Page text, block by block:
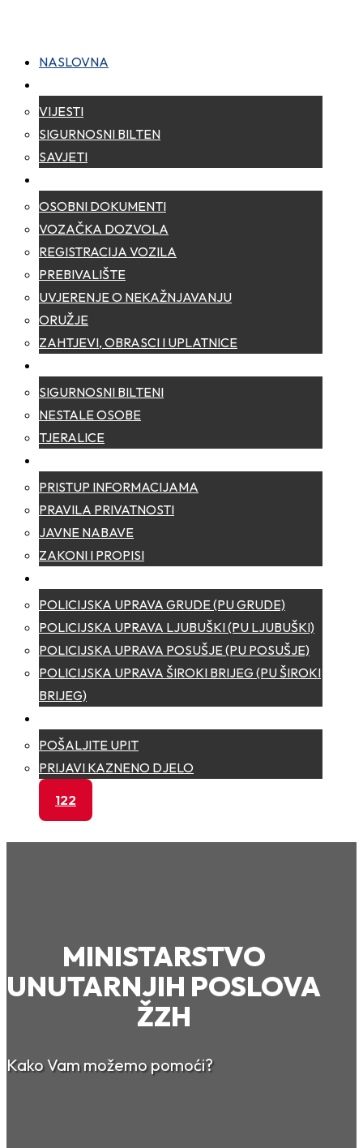
NASLOVNA
VIJESTI
SIGURNOSNI BILTEN
SAVJETI
OSOBNI DOKUMENTI
VOZAČKA DOZVOLA
REGISTRACIJA VOZILA
PREBIVALIŠTE
UVJERENJE O NEKAŽNJAVANJU
ORUŽJE
ZAHTJEVI, OBRASCI I UPLATNICE
SIGURNOSNI BILTENI
NESTALE OSOBE
TJERALICE
PRISTUP INFORMACIJAMA
PRAVILA PRIVATNOSTI
JAVNE NABAVE
ZAKONI I PROPISI
POLICIJSKA UPRAVA GRUDE (PU GRUDE)
POLICIJSKA UPRAVA LJUBUŠKI (PU LJUBUŠKI)
POLICIJSKA UPRAVA POSUŠJE (PU POSUŠJE)
POLICIJSKA UPRAVA ŠIROKI BRIJEG (PU ŠIROKI
BRIJEG)
POŠALJITE UPIT
PRIJAVI KAZNENO DJELO
122
MINISTARSTVO
UNUTARNJIH POSLOVA
ŽZH
Kako Vam možemo pomoći?